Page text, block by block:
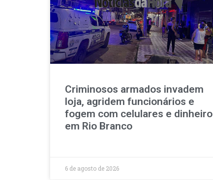
Criminosos armados invadem
loja, agridem funcionários e
fogem com celulares e dinheiro
em Rio Branco
6 de agosto de 2026